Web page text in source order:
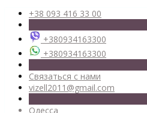
+38 093 416 33 00
+380934163300
+380934163300
Связаться с нами
vizell2011@gmail.com
Одесса